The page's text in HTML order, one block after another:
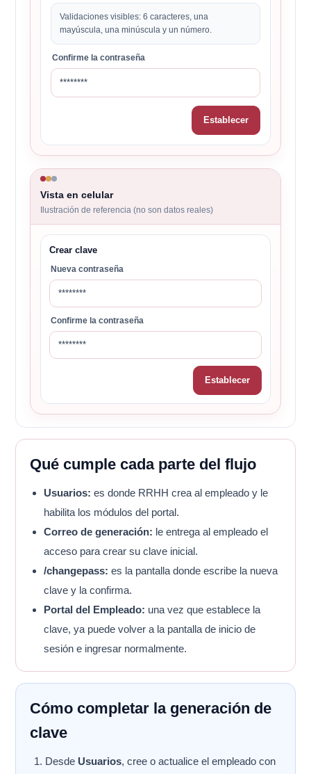
Validaciones visibles: 6 caracteres, una
mayúscula, una minúscula y un número.
Confirme la contraseña
********
Establecer
Vista en celular
Ilustración de referencia (no son datos reales)
Crear clave
Nueva contraseña
********
Confirme la contraseña
********
Establecer
Qué cumple cada parte del flujo
Usuarios: es donde RRHH crea al empleado y le
habilita los módulos del portal.
Correo de generación: le entrega al empleado el
acceso para crear su clave inicial.
/changepass: es la pantalla donde escribe la nueva
clave y la confirma.
Portal del Empleado: una vez que establece la
clave, ya puede volver a la pantalla de inicio de
sesión e ingresar normalmente.
Cómo completar la generación de
clave
Desde Usuarios, cree o actualice el empleado con